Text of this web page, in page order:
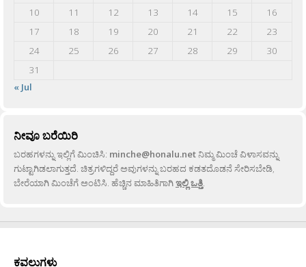
10
11 12 13 14 15
16
17
18 19 20 21 22
23
24
25 26 27 28 29
30
31
« Jul
ನೀವೂ ಬರೆಯಿರಿ
ಬರಹಗಳನ್ನು ಇಲ್ಲಿಗೆ ಮಿಂಚಿಸಿ: minche@honalu.netನಿಮ್ಮ ಮಿಂಚೆ ವಿಳಾಸವನ್ನು
ಗುಟ್ಟಾಗಿಡಲಾಗುತ್ತದೆ. ಚಿತ್ರಗಳಿದ್ದರೆ ಅವುಗಳನ್ನು ಬರಹದ ಕಡತದೊಡನೆ ಸೇರಿಸಬೇಡಿ,
ಬೇರೆಯಾಗಿ ಮಿಂಚೆಗೆ ಅಂಟಿಸಿ. ಹೆಚ್ಚಿನ ಮಾಹಿತಿಗಾಗಿಇಲ್ಲಿ ಒತ್ತಿ.
ಕವಲುಗಳು